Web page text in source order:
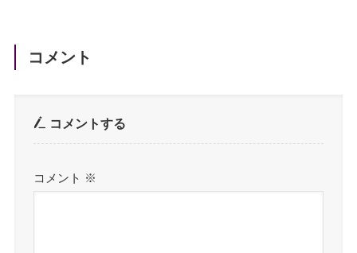
コメント
コメントする
コメント ※